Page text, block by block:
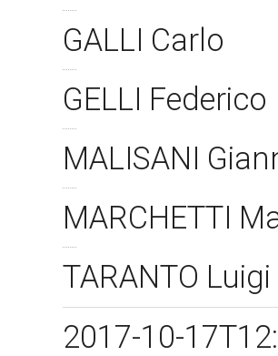
GALLI Carlo
GELLI Federico
MALISANI
MARCHETTI
TARANTO Luigi
2017-10-